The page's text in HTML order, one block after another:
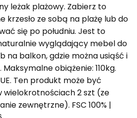
leżak plażowy. Zabierz to
krzesło ze sobą na plażę lub do
się po południu. Jest to
wyglądający mebel do
na balkon, gdzie można usiąść i
obiążenie: 110kg.
Ten produkt może być
2 szt (ze
zewnętrzne). FSC 100% |